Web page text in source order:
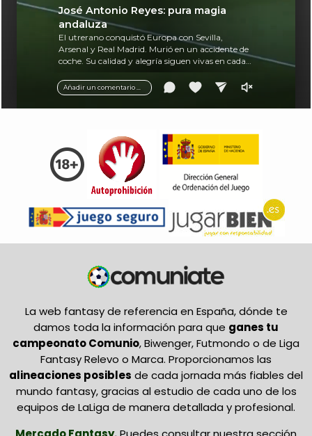
Añadir un comentario ...
José Antonio Reyes: pura magia
andaluza
El utrerano conquistó Europa con Sevilla,
Arsenal y Real Madrid. Murió en un accidente de
coche. Su calidad y alegría siguen vivas en cada
La web fantasy de referencia en España, dónde te
damos toda la información para que ganes tu
campeonato Comunio, Biwenger, Futmondo o de Liga
Fantasy Relevo o Marca. Proporcionamos las
alineaciones posibles de cada jornada más fiables del
mundo fantasy, gracias al estudio de cada uno de los
equipos de LaLiga de manera detallada y profesional.